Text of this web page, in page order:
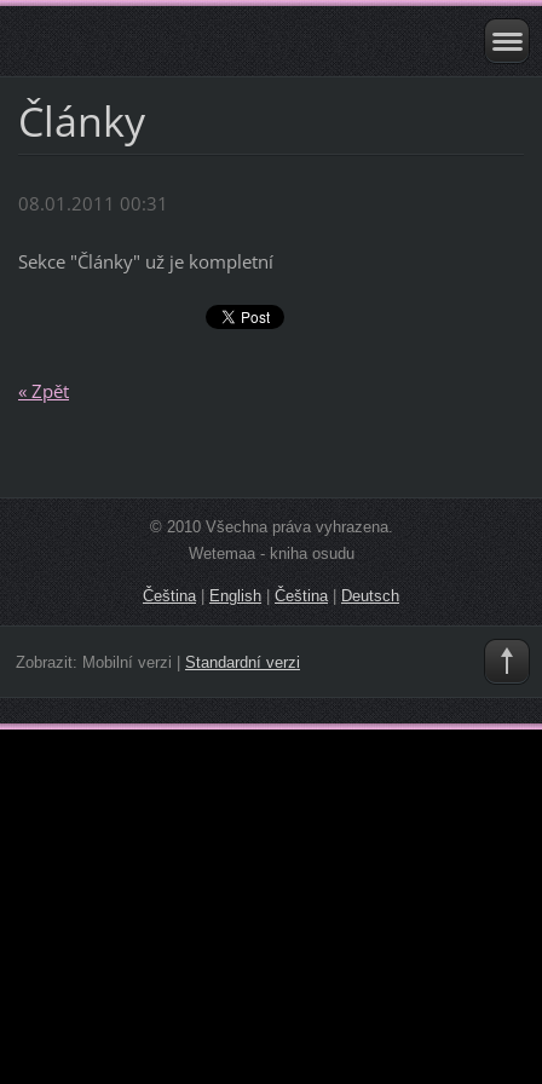
Články
08.01.2011 00:31
Sekce "Články" už je kompletní
« Zpět
© 2010 Všechna práva vyhrazena.
Wetemaa - kniha osudu
Čeština | English | Čeština | Deutsch
Zobrazit: Mobilní verzi Standardní verzi